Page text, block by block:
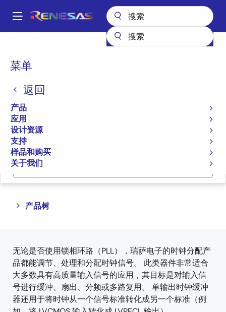
到
Main
菜单
返回
产品
应用
设计资源
支持
样品和购买
关于我们
面
屑
时钟分配 IC
跳转至页面部分：
产品树
Close
Open
无论是否使用锁相环路（PLL），瑞萨电子的时钟分配产
品都能调节、处理和分配时钟信号。 此类器件非常适合
大多数具有高质量输入信号的应用，其目标是对输入信
号进行缓冲、扇出、分频或多路复用。 单输出时钟缓冲
器还用于将时钟从一个信号标准转化成另一个标准（例